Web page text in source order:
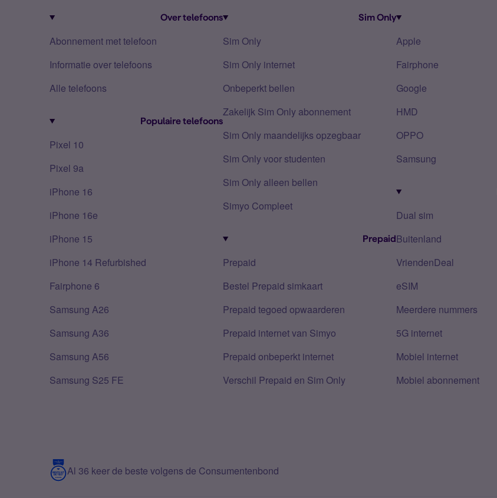
Over telefoons
Abonnement met telefoon
Informatie over telefoons
Alle telefoons
Populaire telefoons
Pixel 10
Pixel 9a
iPhone 16
iPhone 16e
iPhone 15
iPhone 14 Refurbished
Fairphone 6
Samsung A26
Samsung A36
Samsung A56
Samsung S25 FE
Sim Only
Sim Only
Sim Only internet
Onbeperkt bellen
Zakelijk Sim Only abonnement
Sim Only maandelijks opzegbaar
Sim Only voor studenten
Sim Only alleen bellen
Simyo Compleet
Prepaid
Prepaid
Bestel Prepaid simkaart
Prepaid tegoed opwaarderen
Prepaid internet van Simyo
Prepaid onbeperkt internet
Verschil Prepaid en Sim Only
Apple
Fairphone
Google
HMD
OPPO
Samsung
Dual sim
Buitenland
VriendenDeal
eSIM
Meerdere nummers
5G internet
Mobiel internet
Mobiel abonnement
Al 36 keer de beste volgens de Consumentenbond